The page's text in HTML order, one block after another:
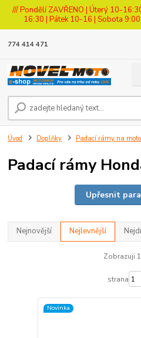
/// Pondělí ZAVŘENO | Úterý 10-
16:30 | Pátek 10-16 | Sobota
774 414 471
Úvod Doplňky Padací rámy na
Padací rámy
Upřesnit
Nejnovější Nejlevnější
Zobrazuji
strana
Novinka